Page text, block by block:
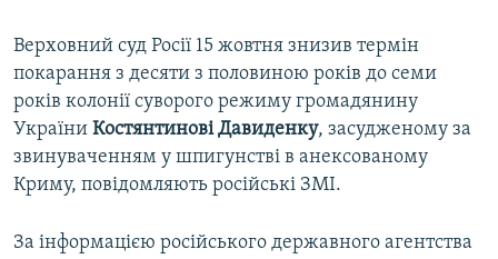
Верховний суд Росії 15 жовтня знизив термін
покарання з десяти з половиною років до семи
років колонії суворого режиму громадянину
України Костянтинові Давиденку, засудженому за
звинуваченням у шпигунстві в анексованому
Криму, повідомляють російські ЗМІ.
За інформацією російського державного агентства